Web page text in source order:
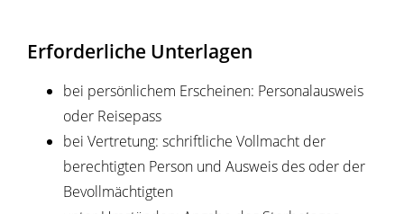
Erforderliche Unterlagen
bei persönlichem Erscheinen: Personalausweis
oder Reisepass
bei Vertretung: schriftliche Vollmacht der
berechtigten Person und Ausweis des oder der
Bevollmächtigten